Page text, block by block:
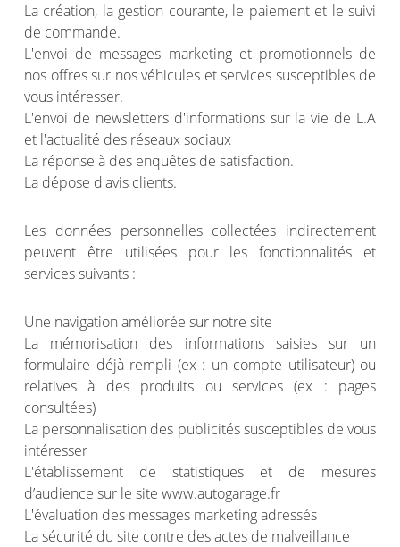
La création, la gestion courante, le paiement et le suivi
de commande.
L'envoi de messages marketing et promotionnels de
nos offres sur nos véhicules et services susceptibles de
vous intéresser.
L'envoi de newsletters d'informations sur la vie de L.A
et l'actualité des réseaux sociaux
La réponse à des enquêtes de satisfaction.
La dépose d'avis clients.
Les données personnelles collectées indirectement
peuvent être utilisées pour les fonctionnalités et
services suivants :
Une navigation améliorée sur notre site
La mémorisation des informations saisies sur un
formulaire déjà rempli (ex : un compte utilisateur) ou
relatives à des produits ou services (ex : pages
consultées)
La personnalisation des publicités susceptibles de vous
intéresser
L'établissement de statistiques et de mesures
d’audience sur le site www.autogarage.fr
L'évaluation des messages marketing adressés
La sécurité du site contre des actes de malveillance